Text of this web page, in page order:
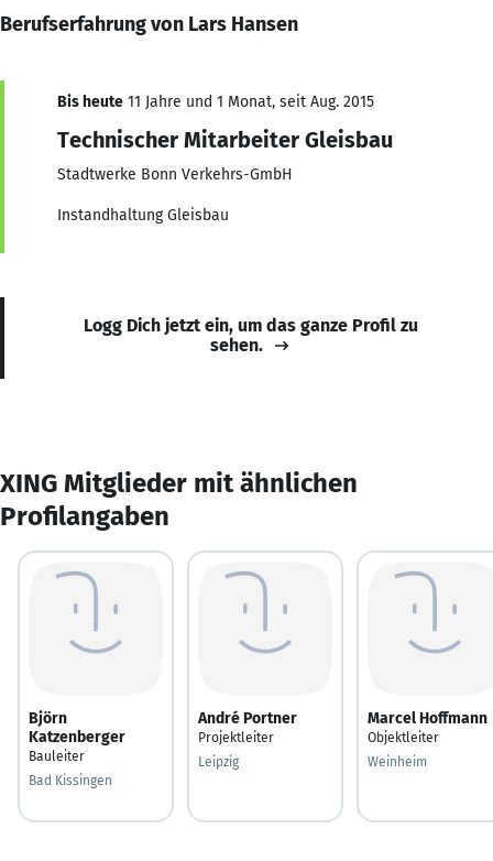
Berufserfahrung von Lars Hansen
Bis heute 11 Jahre und 1 Monat, seit Aug. 2015
Technischer Mitarbeiter Gleisbau
Stadtwerke Bonn Verkehrs-GmbH
Instandhaltung Gleisbau
Logg Dich jetzt ein, um das ganze Profil zu
sehen.
XING Mitglieder mit ähnlichen
Profilangaben
Björn
Katzenberger
Bauleiter
Bad Kissingen
André Portner
Projektleiter
Leipzig
Marcel Hoffmann
Objektleiter
Weinheim